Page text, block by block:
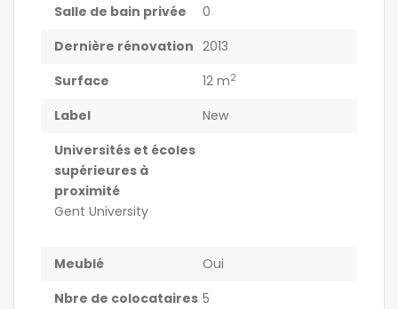
Salle de bain privée
0
Dernière rénovation 2013
Surface
12 m2
Label
New
Universités et écoles
supérieures à
proximité
Gent University
Meublé
Oui
Nbre de colocataires 5